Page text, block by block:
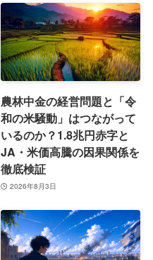
農林中金の経営問題と「令
和の米騒動」はつながって
いるのか？1.8兆円赤字と
JA・米価高騰の因果関係を
徹底検証
2026年8月3日